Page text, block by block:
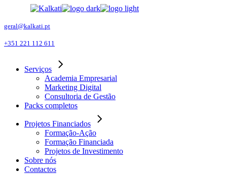
the
geral@kalkati.pt
+351 221 112 611
Serviços
Academia Empresarial
Marketing Digital
Consultoria de Gestão
Packs completos
Projetos Financiados
Formação-Ação
Formação Financiada
Projetos de Investimento
Sobre nós
Contactos